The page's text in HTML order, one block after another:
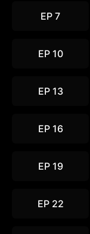
EP 7
EP 10
EP 13
EP 16
EP 19
EP 22